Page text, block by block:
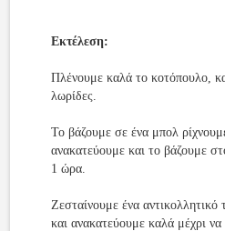
Εκτέλεση:
Πλένουμε καλά το κοτόπουλο,
λωρίδες.
Το βάζουμε σε ένα μπολ
ανακατεύουμε και το βάζουμε
1 ώρα.
Ζεσταίνουμε ένα αντικολλητικό
και ανακατεύουμε καλά μέχρι να